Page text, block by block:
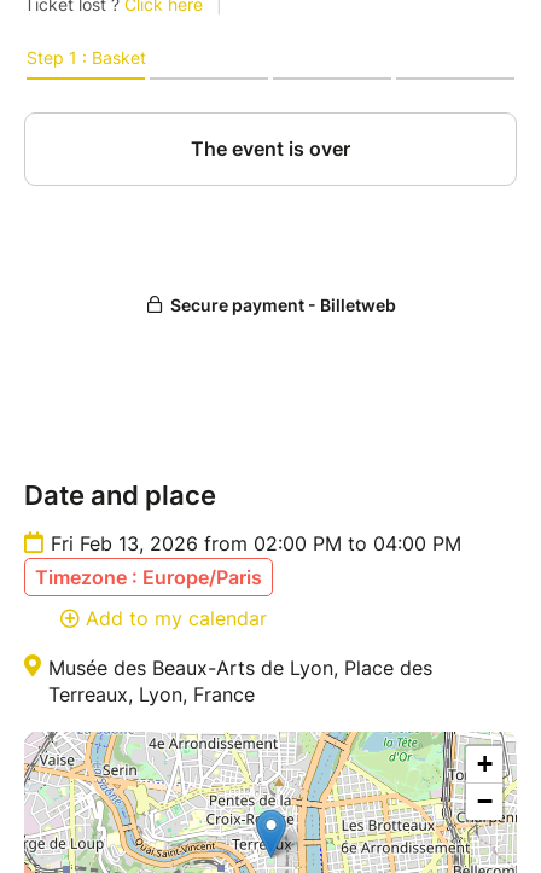
Date and place
Fri Feb 13, 2026 from 02:00 PM to 04:00 PM
Timezone : Europe/Paris
Add to my calendar
Musée des Beaux-Arts de Lyon, Place des
Terreaux, Lyon, France
+
−